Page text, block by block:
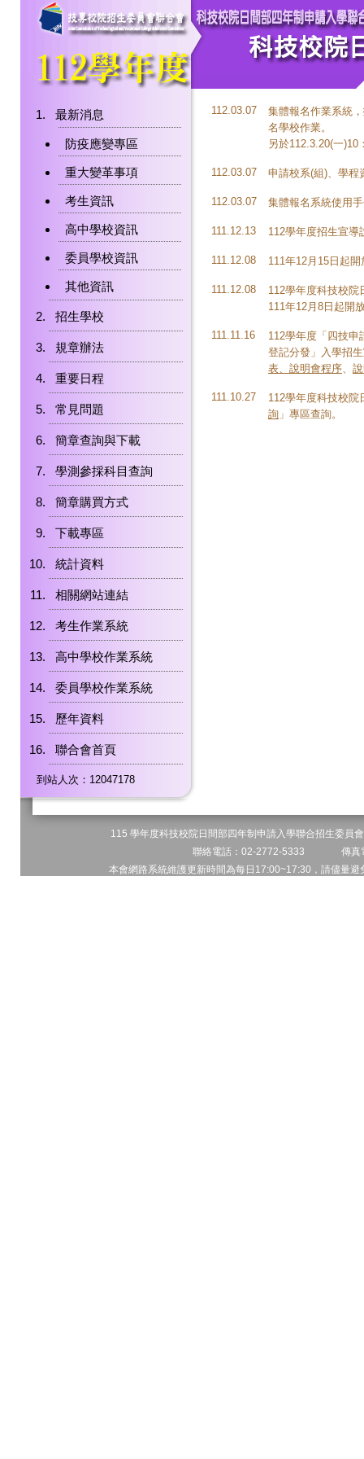
最新消息
防疫應變專區
重大變革事項
考生資訊
高中學校資訊
委員學校資訊
其他資訊
招生學校
規章辦法
重要日程
常見問題
簡章查詢與下載
學測參採科目查詢
簡章購買方式
下載專區
統計資料
相關網站連結
考生作業系統
高中學校作業系統
委員學校作業系統
歷年資料
聯合會首頁
到站人次：12047178
112.03.07 集體報名作業系統，
名學校作業。
另於112.3.20(一
112.03.07 申請校系(組)、學程
112.03.07 集體報名系統使用
111.12.13 112學年度招生宣導
111.12.08 111年12月15日起
111.12.08
112學年度科技校院
111年12月8日起開
111.11.16
112學年度「四技
登記分發」入學招
表、說明會程序、
111.10.27
112學年度科技校院
詢 」專區查詢。
115 學年度科技校院日間部四年制申請入學聯合招生委
聯絡電話：02-2772-5333 傳
本會網路系統維護更新時間為每日17:00~17:30，請儘量